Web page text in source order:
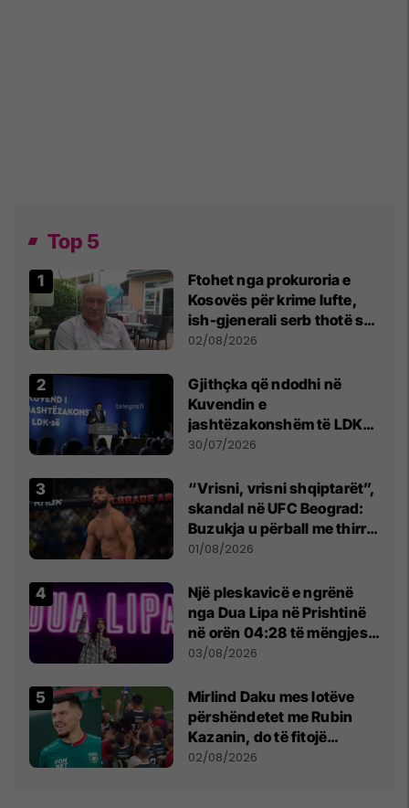
Top 5
Ftohet nga prokuroria e
Kosovës për krime lufte,
ish-gjenerali serb thotë se
dikush e tradhtoi në
02/08/2026
Gjithçka që ndodhi në
Kuvendin e
jashtëzakonshëm të LDK-
së
30/07/2026
“Vrisni, vrisni shqiptarët”,
skandal në UFC Beograd:
Buzukja u përball me thirrje
anti-shqiptare nga
01/08/2026
Një pleskavicë e ngrënë
nga Dua Lipa në Prishtinë
në orën 04:28 të mëngjesit
- dhe bota digjitale serbe
03/08/2026
Mirlind Daku mes lotëve
përshëndetet me Rubin
Kazanin, do të fitojë
miliona te Spartak Moska
02/08/2026